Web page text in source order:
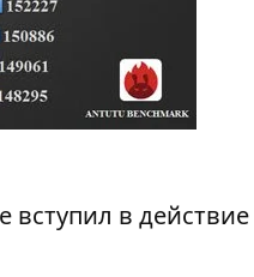
вступил в действие